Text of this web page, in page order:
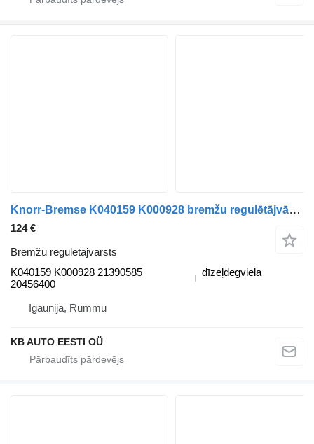
Knorr-Bremse K040159 K000928 bremžu regulētājvārsts paredzēts Volvo FH12, FH16, NH12, FH, VNL780 (1993-2014) kravas automašīnas
124 €
Bremžu regulētājvārsts
K040159 K000928 21390585
20456400
dīzeļdegviela
Igaunija, Rummu
KB AUTO EESTI OÜ